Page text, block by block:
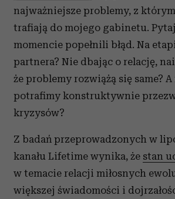
najważniejsze problemy, z
trafiają do mojego gabinetu.
momencie popełnili błąd. Na
partnera? Nie dbając o relację,
że problemy rozwiążą się same?
potrafimy konstruktywnie
kryzysów?
Z badań przeprowadzonych w
kanału Lifetime wynika, że stan
w temacie relacji miłosnych
większej świadomości i